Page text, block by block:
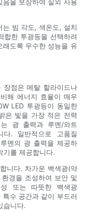
빔 각도, 색온도, 설치
합한 투광등을 선택하려
도록 우수한 성능을 유
점은 메탈 할라이드나
해 에너지 효율이 매우
LED 투광등이 동일한
은 빛을 가장 적은 전력
광 출력과 루멘/와트
. 일반적으로 고품질
멘의 광 출력을 제공하
기를 제공합니다.
니다. 차가운 백색광(약
경을 조성하여 보안 및
또는 따뜻한 백색광
수 공간과 같이 부드러
습니다.